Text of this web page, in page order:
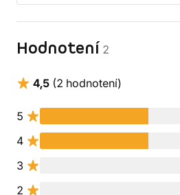
Hodnotení 2
4,5 (2 hodnotení)
5
4
3
2